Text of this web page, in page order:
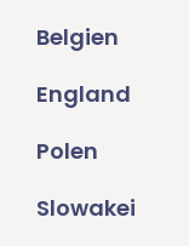
Belgien
England
Polen
Slowakei